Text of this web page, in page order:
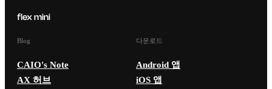
Blog
CAIO's Note
AX 허브
다운로드
Android 앱
iOS 앱